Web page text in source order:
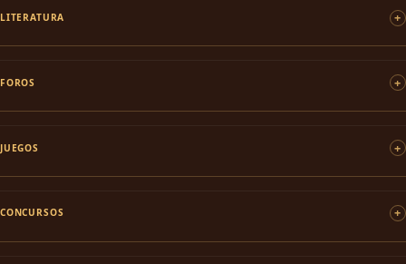
LITERATURA
FOROS
JUEGOS
CONCURSOS